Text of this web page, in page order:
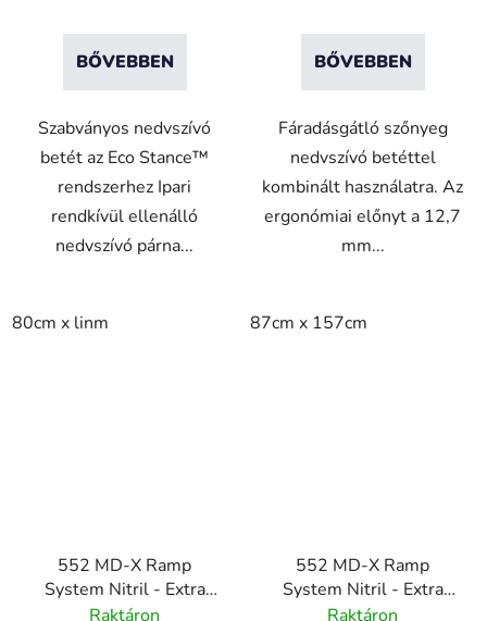
BŐVEBBEN
Szabványos nedvszívó
betét az Eco Stance™
rendszerhez Ipari
rendkívül ellenálló
nedvszívó párna...
80cm x linm
BŐVEBBEN
Fáradásgátló szőnyeg
nedvszívó betéttel
kombinált használatra. Az
ergonómiai előnyt a 12,7
mm...
87cm x 157cm
552 MD-X Ramp
System Nitril - Extra
széles rámparendszer -
Raktáron
552 MD-X Ramp
System Nitril - Extra
széles rámparendszer -
Raktáron